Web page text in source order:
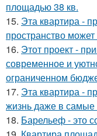
площадью 38 кв.
15. Эта квартира -
пространство
16. Этот проект -
современное и
ограниченном
17. Эта квартира -
жизнь даже в
18. Барельеф - это